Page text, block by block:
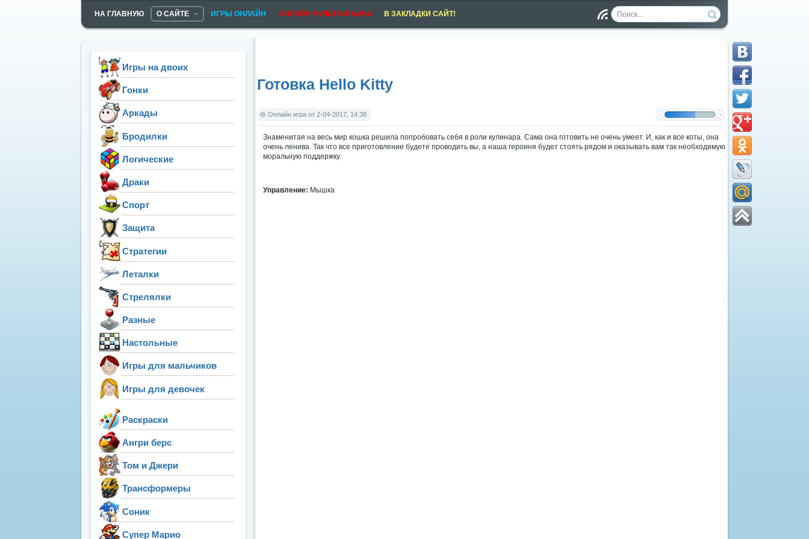
НА ГЛАВНУЮ О САЙТЕ ИГРЫ ОНЛАЙН ОНЛАЙН МУЛЬТФИЛЬМЫ
В ЗАКЛАДКИ САЙТ!
ен
Готовка Hello Kitty
Онлайн игра от 2-04-2017, 14:38
Знаменитая на весь мир кошка решила попробовать себя в роли кулинара. Сама она готовить не очень умеет. И, как и все коты, она
очень ленива. Так что все приготовление будете проводить вы, а наша героиня будет стоять рядом и оказывать вам так необходимую
моральную поддержку.
Управление: Мышка
Игры на двоих
Гонки
Аркады
Бродилки
Логические
Драки
Спорт
Защита
Стратегии
Леталки
Стрелялки
Разные
Настольные
Игры для мальчиков
Игры для девочек
Раскраски
Ангри берс
Том и Джери
Трансформеры
Соник
Супер Марио